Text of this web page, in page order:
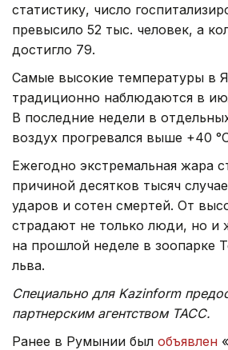
статистику, число
превысило 52 тыс. человек, а
достигло 79.
Самые высокие температуры в
традиционно наблюдаются в
В последние недели в
воздух прогревался выше +40
Ежегодно экстремальная жара
причиной десятков тысяч
ударов и сотен смертей. От
страдают не только люди, но и
на прошлой неделе в зоопарке
льва.
Специально для Kazinform
партнерским агентством ТАСС.
Ранее в Румынии был объявлен